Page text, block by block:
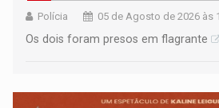
Polícia 05 de Agosto de 2026 às
Os dois foram presos em flagrante